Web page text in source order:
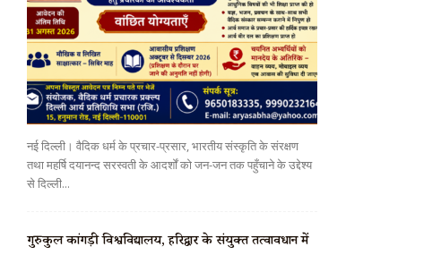
नई दिल्ली। वैदिक धर्म के प्रचार-प्रसार, भारतीय संस्कृति के संरक्षण
तथा महर्षि दयानन्द सरस्वती के आदर्शों को जन-जन तक पहुँचाने के उद्देश्य
से दिल्ली...
गुरुकुल कांगड़ी विश्वविद्यालय, हरिद्वार के संयुक्त तत्वावधान में